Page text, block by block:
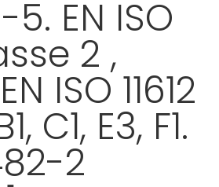
5. EN ISO
2 ,
ISO 11612
C1, E3, F1.
2